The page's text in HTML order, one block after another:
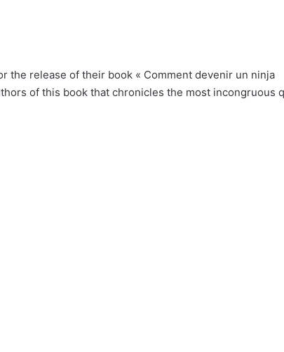
the release of their book « Comment devenir un ninja
of this book that chronicles the most incongruous